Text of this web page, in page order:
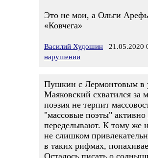
Это не мои, а Ольги
«Ковчега»
Василий Худошин 21.05.2020
нарушении
Пушкин с Лермонтовым в
Маяковский схватился за
поэзия не терпит
"массовые поэты"
переделывают. К тому же
не слишком
в таких рифмах,
Осталось писать о